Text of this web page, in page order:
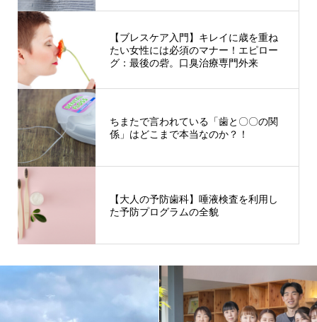
【ブレスケア入門】キレイに歳を重ね
たい女性には必須のマナー！エピロー
グ：最後の砦。口臭治療専門外来
ちまたで言われている「歯と〇〇の関
係」はどこまで本当なのか？！
【大人の予防歯科】唾液検査を利用し
た予防プログラムの全貌